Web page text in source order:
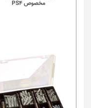
مخصوص PS4
محصول
دارای
انواع